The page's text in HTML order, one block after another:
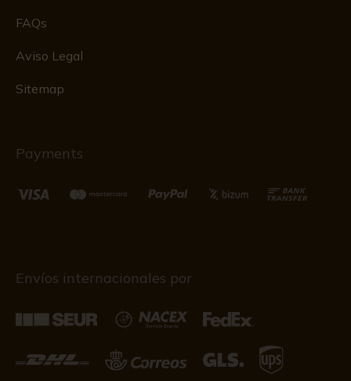
FAQs
Aviso Legal
Sitemap
Payments
Envíos internacionales por